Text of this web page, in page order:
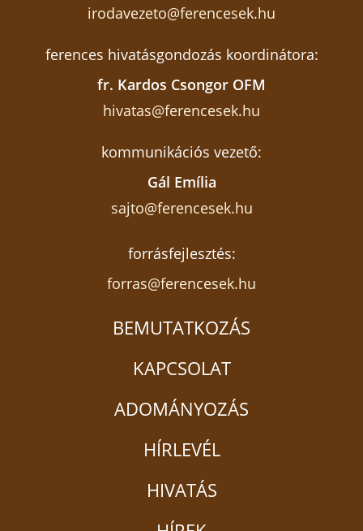
irodavezeto@ferencesek.hu
ferences hivatásgondozás koordinátora:
fr. Kardos Csongor OFM
hivatas@ferencesek.hu
kommunikációs vezető:
Gál Emília
sajto@ferencesek.hu
forrásfejlesztés:
forras@ferencesek.hu
BEMUTATKOZÁS
KAPCSOLAT
ADOMÁNYOZÁS
HÍRLEVÉL
HIVATÁS